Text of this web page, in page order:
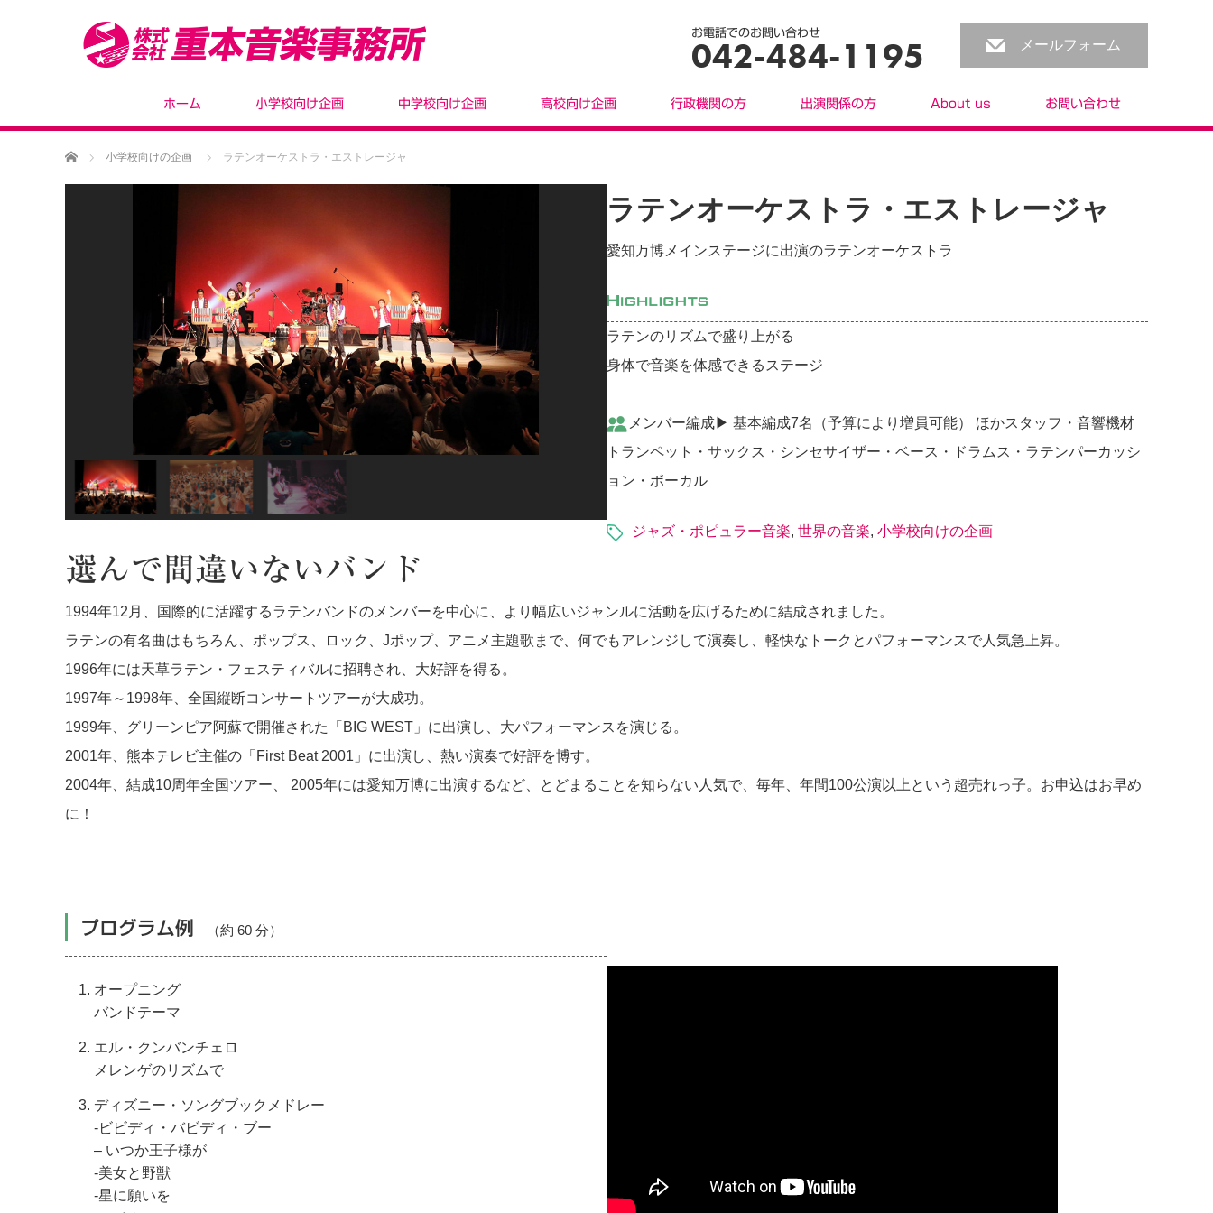
お電話でのお問い合わせ
042-484-1195 メールフォーム
ホーム 小学校向け企画 中学校向け企画 高校向け企画 行政機関の方 出演関係の方 About us お問い合わせ
ホーム 小学校向けの企画 ラテンオーケストラ・エストレージャ
ラテンオーケストラ・エストレージャ
愛知万博メインステージに出演のラテンオーケストラ
ラテンのリズムで盛り上がる
身体で音楽を体感できるステージ
メンバー編成▶︎ 基本編成7名（予算により増員可能） ほかスタッフ・音響機材
トランペット・サックス・シンセサイザー・ベース・ドラムス・ラテンパーカッシ
ョン・ボーカル
ジャズ・ポピュラー音楽, 世界の音楽, 小学校向けの企画
選んで間違いないバンド
1994年12月、国際的に活躍するラテンバンドのメンバーを中心に、より幅広いジャンルに活動を広げるために結成されました。
ラテンの有名曲はもちろん、ポップス、ロック、Jポップ、アニメ主題歌まで、何でもアレンジして演奏し、軽快なトークとパフォーマンスで人気急上昇。
1996年には天草ラテン・フェスティバルに招聘され、大好評を得る。
1997年～1998年、全国縦断コンサートツアーが大成功。
1999年、グリーンピア阿蘇で開催された「BIG WEST」に出演し、大パフォーマンスを演じる。
2001年、熊本テレビ主催の「First Beat 2001」に出演し、熱い演奏で好評を博す。
2004年、結成10周年全国ツアー、 2005年には愛知万博に出演するなど、とどまることを知らない人気で、毎年、年間100公演以上という超売れっ子。お申込はお早め
に！
プログラム例 （約 60 分）
オープニング
バンドテーマ
エル・クンバンチェロ
メレンゲのリズムで
ディズニー・ソングブックメドレー
-ビビディ・バビディ・ブー
– いつか王子様が
-美女と野獣
-星に願いを